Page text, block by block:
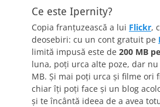
Ce este Ipernity?
Copia franţuzească a lui Flickr,
deosebiri: cu un cont gratuit pe
limită impusă este de 200 MB
luna, poţi urca alte poze, dar
MB. Şi mai poţi urca şi filme ori
chiar îţi poţi face şi un blog
şi te încântă ideea de a avea